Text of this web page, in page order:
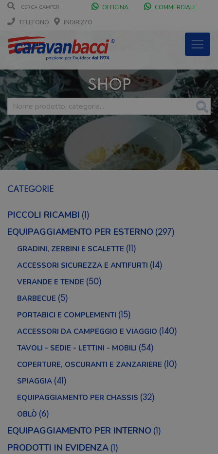
OFFICINA
COMMERCIALE
TELEFONO
INDIRIZZO
SHOP
CATEGORIE
PICCOLI RICAMBI (1)
EQUIPAGGIAMENTO PER ESTERNO (297)
GRADINI, ZERBINI E SCALETTE (11)
ACCESSORI SICUREZZA E ANTIFURTI (14)
VERANDE E TENDE (50)
BARBECUE (5)
PORTABICI E COMPLEMENTI (15)
ACCESSORI DA CAMPEGGIO E VIAGGIO (140)
TAVOLI - SEDIE - LETTINI - MOBILI (54)
COPERTURE, OSCURANTI E ZANZARIERE (10)
SPIAGGIA (41)
EQUIPAGGIAMENTO PER CHASSIS (32)
OBLÒ (6)
EQUIPAGGIAMENTO PER INTERNO (1)
PRODOTTI IN EVIDENZA (1)